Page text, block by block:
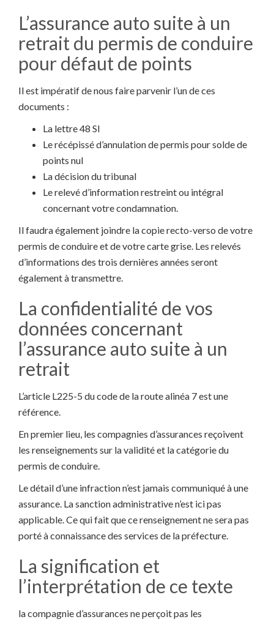
L’assurance auto suite à un
retrait du permis de conduire
pour défaut de points
Il est impératif de nous faire parvenir l’un de ces
documents :
La lettre 48 SI
Le récépissé d’annulation de permis pour solde de
points nul
La décision du tribunal
Le relevé d’information restreint ou intégral
concernant votre condamnation.
Il faudra également joindre la copie recto-verso de votre
permis de conduire et de votre carte grise. Les relevés
d’informations des trois dernières années seront
également à transmettre.
La confidentialité de vos
données concernant
l’assurance auto suite à un
retrait
L’article L225-5 du code de la route alinéa 7 est une
référence.
En premier lieu, les compagnies d’assurances reçoivent
les renseignements sur la validité et la catégorie du
permis de conduire.
Le détail d’une infraction n’est jamais communiqué à une
assurance. La sanction administrative n’est ici pas
applicable. Ce qui fait que ce renseignement ne sera pas
porté à connaissance des services de la préfecture.
La signification et
l’interprétation de ce texte
la compagnie d’assurances ne perçoit pas les